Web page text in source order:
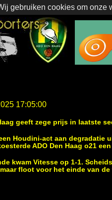
gebruiken cookies om onze
17:05:00
geeft zege prijs in laatste
Houdini-act aan
ADO Den Haag o21
kwam Vitesse op 1-1.
floot voor het einde van